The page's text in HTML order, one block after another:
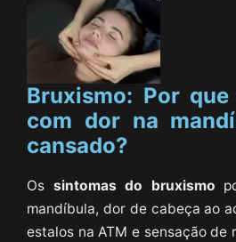
Bruxismo: Por
com dor na
cansado?
Os sintomas do bruxismo
mandíbula, dor de cabeça ao
estalos na ATM e sensação de